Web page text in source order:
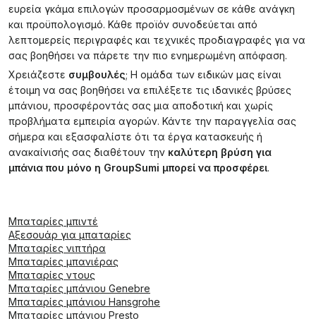
ευρεία γκάμα επιλογών προσαρμοσμένων σε κάθε ανάγκη
και προϋπολογισμό. Κάθε προϊόν συνοδεύεται από
λεπτομερείς περιγραφές και τεχνικές προδιαγραφές για να
σας βοηθήσει να πάρετε την πιο ενημερωμένη απόφαση.
Χρειάζεστε συμβουλές; Η ομάδα των ειδικών μας είναι
έτοιμη να σας βοηθήσει να επιλέξετε τις ιδανικές βρύσες
μπάνιου, προσφέροντάς σας μια αποδοτική και χωρίς
προβλήματα εμπειρία αγορών. Κάντε την παραγγελία σας
σήμερα και εξασφαλίστε ότι τα έργα κατασκευής ή
ανακαίνισής σας διαθέτουν την καλύτερη βρύση για
μπάνια που μόνο η GroupSumi μπορεί να προσφέρει.
Μπαταρίες μπιντέ
Αξεσουάρ για μπαταρίες
Μπαταρίες νιπτήρα
Μπαταρίες μπανιέρας
Μπαταρίες ντους
Μπαταρίες μπάνιου Genebre
Μπαταρίες μπάνιου Hansgrohe
Μπαταρίες μπάνιου Presto